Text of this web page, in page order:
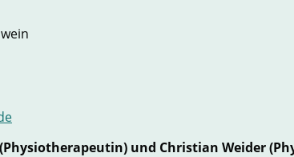
und Christian Weider